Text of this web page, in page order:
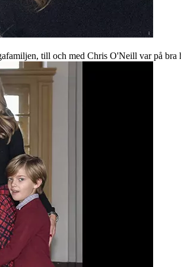
till och med Chris O'Neill var på bra